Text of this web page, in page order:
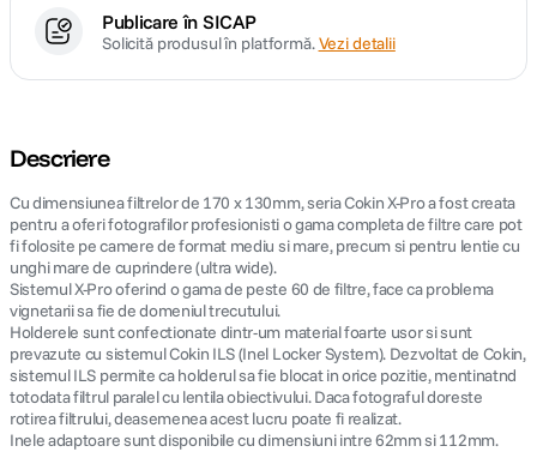
Publicare în SICAP
Solicită produsul în platformă.Vezi detalii
Descriere
Cu dimensiunea filtrelor de 170 x 130mm, seria Cokin X-Pro a fost creata
pentru a oferi fotografilor profesionisti o gama completa de filtre care pot
fi folosite pe camere de format mediu si mare, precum si pentru lentie cu
unghi mare de cuprindere (ultra wide).
Sistemul X-Pro oferind o gama de peste 60 de filtre, face ca problema
vignetarii sa fie de domeniul trecutului.
Holderele sunt confectionate dintr-um material foarte usor si sunt
prevazute cu sistemul Cokin ILS (Inel Locker System). Dezvoltat de Cokin,
sistemul ILS permite ca holderul sa fie blocat in orice pozitie, mentinatnd
totodata filtrul paralel cu lentila obiectivului. Daca fotograful doreste
rotirea filtrului, deasemenea acest lucru poate fi realizat.
Inele adaptoare sunt disponibile cu dimensiuni intre 62mm si 112mm.